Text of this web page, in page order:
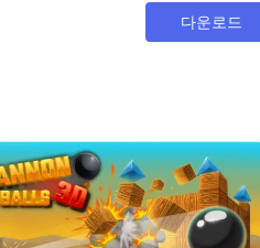
다운로드